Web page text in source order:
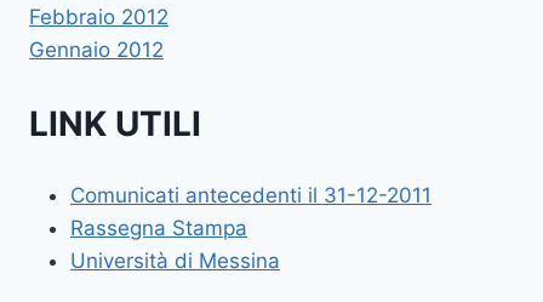
Febbraio 2012
Gennaio 2012
LINK UTILI
Comunicati antecedenti il 31-12-2011
Rassegna Stampa
Università di Messina